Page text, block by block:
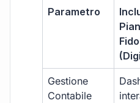
Parametro
Gestione
Contabile